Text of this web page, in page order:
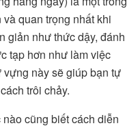
quan trọng nhất khi
giản như thức dậy, đánh
tạp hơn như làm việc
này sẽ giúp bạn tự
trôi chảy.
cũng biết cách diễn